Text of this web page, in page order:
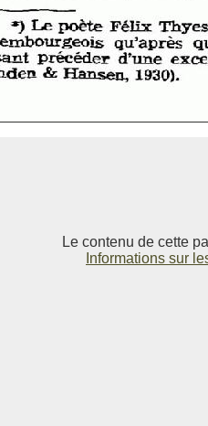
Le contenu de cette
Informations sur